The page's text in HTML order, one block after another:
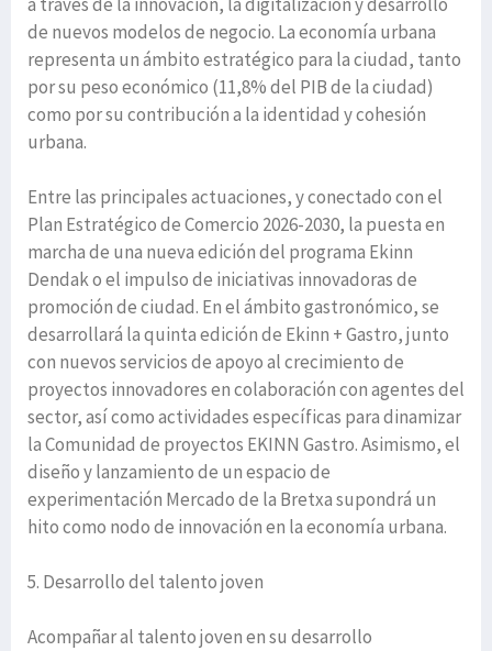
a través de la innovación, la digitalización y desarrollo
de nuevos modelos de negocio. La economía urbana
representa un ámbito estratégico para la ciudad, tanto
por su peso económico (11,8% del PIB de la ciudad)
como por su contribución a la identidad y cohesión
urbana.
Entre las principales actuaciones, y conectado con el
Plan Estratégico de Comercio 2026-2030, la puesta en
marcha de una nueva edición del programa Ekinn
Dendak o el impulso de iniciativas innovadoras de
promoción de ciudad. En el ámbito gastronómico, se
desarrollará la quinta edición de Ekinn + Gastro, junto
con nuevos servicios de apoyo al crecimiento de
proyectos innovadores en colaboración con agentes del
sector, así como actividades específicas para dinamizar
la Comunidad de proyectos EKINN Gastro. Asimismo, el
diseño y lanzamiento de un espacio de
experimentación Mercado de la Bretxa supondrá un
hito como nodo de innovación en la economía urbana.
5. Desarrollo del talento joven
Acompañar al talento joven en su desarrollo